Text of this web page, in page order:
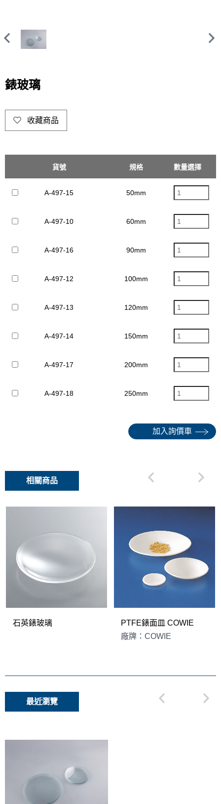
錶玻璃
收藏商品
貨號 規格 單價(
數量選擇
A-497-15 50mm
A-497-10 60mm
A-497-16 90mm
A-497-12 100mm
A-497-13 120mm
A-497-14 150mm
A-497-17 200mm
A-497-18 250mm
加入詢價車
相關商品
石英錶玻璃
PTFE錶面皿 COWIE
廠牌：COWIE
最近瀏覽